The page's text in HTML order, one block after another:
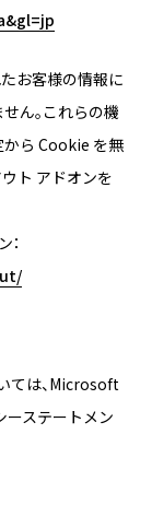
お客様の情報に
ん。これらの機
から Cookie を無
ト アドオンを
ては、Microsoft
ステートメン